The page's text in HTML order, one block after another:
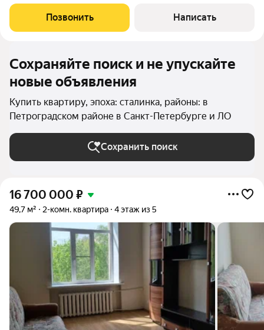
полностью готово к проживанию: вся мебель и техника новые
и остаются новому владельцу.
Позвонить Написать
Сохраняйте поиск и не упускайте
новые объявления
Купить квартиру, эпоха: сталинка, районы: в
Петроградском районе в Санкт-Петербурге и ЛО
Сохранить поиск
16 700 000 ₽
49,7 м² 2-комн. квартира 4 этаж из 5